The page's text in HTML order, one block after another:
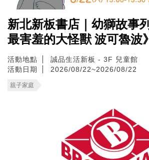
新北新板書店｜幼獅故事
最害羞的大怪獸 波可魯波》
活動地點
誠品生活新板 - 3F 兒童館
活動日期
2026/08/22~2026/08/22
親子家庭